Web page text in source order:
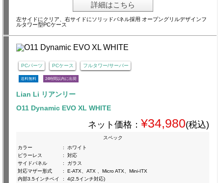
詳細はこちら
左サイドにクリア、右サイドにソリッドパネル採用 オープングリルデザインフ
ルタワー型PCケース
PCパーツ PCケース フルタワー/サーバー
送料無料 24時間以内に出荷
Lian Li リアンリー
O11 Dynamic EVO XL WHITE
ネット価格： ¥34,980(税込)
スペック
カラー
:
ホワイト
ピラーレス
:
対応
サイドパネル
:
ガラス
対応マザー形式
:
E-ATX、ATX 、Micro ATX、Mini-ITX
内部3.5インチベイ
:
4(2.5インチ対応)